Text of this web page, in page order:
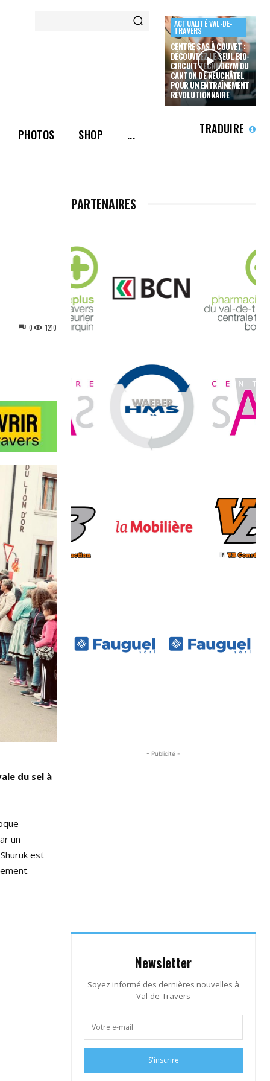
ACTUALITÉ VAL-DE-
TRAVERS
CENTRE SAS À COUVET :
DÉCOUVREZ LE SEUL BIO-
CIRCUIT TECHNOGYM DU
CANTON DE NEUCHÂTEL
POUR UN ENTRAÎNEMENT
RÉVOLUTIONNAIRE
PHOTOS SHOP ... TRADUIRE
1210
0
du sel à
un
est
PARTENAIRES
- Publicité -
Newsletter
Soyez informé des dernières nouvelles à
Val-de-Travers
S'inscrire